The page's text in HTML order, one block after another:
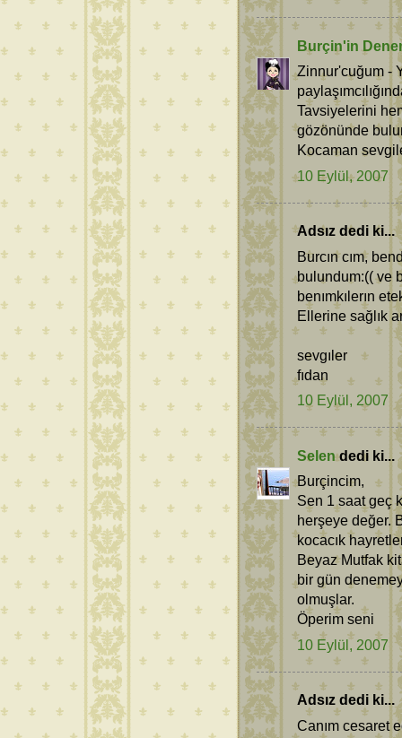
Burçin'in
Zinnur'cuğum -
Tavsiyelerini
gözönünde
Kocaman
10 Eylül, 2007
Adsız dedi ki...
Burcın cım,
bulundum:(( ve
benımkılerın
Ellerine sağlık
sevgıler
fıdan
10 Eylül, 2007
Selendedi ki...
Burçincim,
Sen 1 saat geç
herşeye değer.
kocacık
Beyaz Mutfak
bir gün
olmuşlar.
Öperim seni
10 Eylül, 2007
Adsız dedi ki...
Canım cesaret